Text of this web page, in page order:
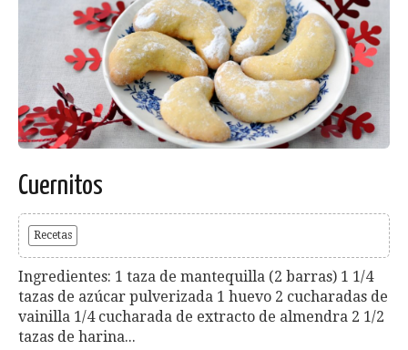
Cuernitos
Recetas
Ingredientes: 1 taza de mantequilla (2 barras) 1 1/4
tazas de azúcar pulverizada 1 huevo 2 cucharadas de
vainilla 1/4 cucharada de extracto de almendra 2 1/2
tazas de harina...